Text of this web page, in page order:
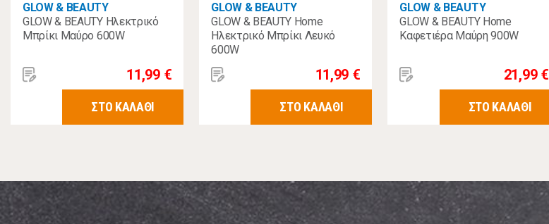
GLOW & BEAUTY
GLOW & BEAUTY Ηλεκτρικό
Μπρίκι Μαύρο 600W
11,99 €
ΣΤΟ ΚΑΛΑΘΙ
GLOW & BEAUTY
GLOW & BEAUTY Home
Ηλεκτρικό Μπρίκι Λευκό
600W
11,99 €
ΣΤΟ ΚΑΛΑΘΙ
GLOW & BEAUTY
GLOW & BEAUTY Home
Καφετιέρα Μαύρη 900W
21,99 €
ΣΤΟ ΚΑΛΑΘΙ